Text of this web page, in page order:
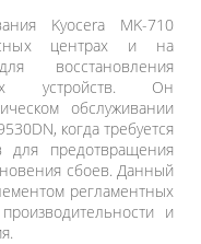
Kyocera MK-710
центрах и на
восстановления
устройств. Он
обслуживании
когда требуется
для предотвращения
сбоев. Данный
регламентных
и